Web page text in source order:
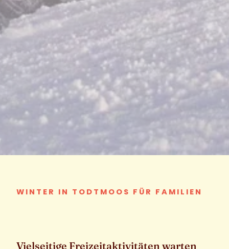
WINTER IN TODTMOOS FÜR FAMILIEN
Vielseitige Freizeitaktivitäten warten